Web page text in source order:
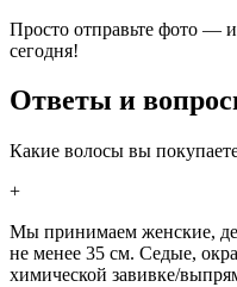
Просто отправьте фото —
сегодня!
Ответы и
Какие волосы вы
+
Мы принимаем женские,
не менее 35 см. Седые,
химической завивке/